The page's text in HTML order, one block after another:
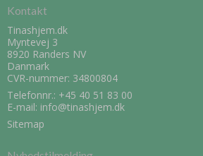
Kontakt
Tinashjem.dk
Myntevej 3
8920 Randers NV
Danmark
CVR-nummer: 34800804
Telefonnr.: +45 40 51 83 00
E-mail: info@tinashjem.dk
Sitemap